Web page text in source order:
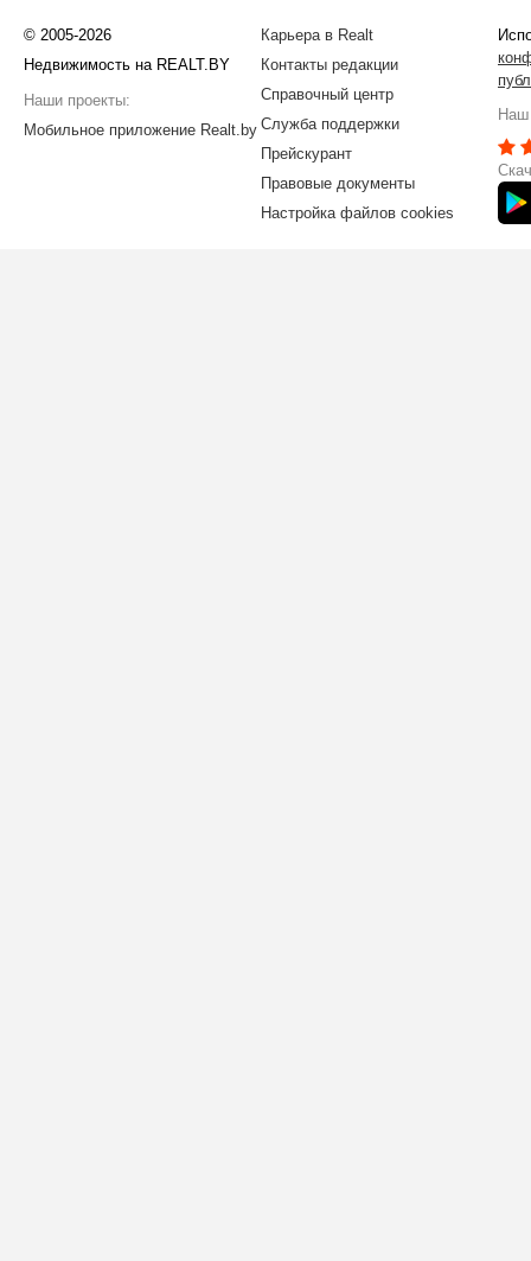
© 2005-2026
Недвижимость на REALT.BY
Наши проекты:
Мобильное приложение Realt.by
Карьера в Realt
Контакты редакции
Справочный центр
Служба поддержки
Прейскурант
Правовые документы
Настройка файлов cookies
Наш